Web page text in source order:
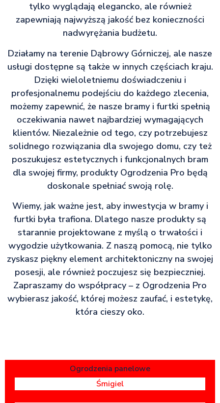
tylko wyglądają elegancko, ale również
zapewniają najwyższą jakość bez konieczności
nadwyrężania budżetu.
Działamy na terenie Dąbrowy Górniczej, ale nasze
usługi dostępne są także w innych częściach kraju.
Dzięki wieloletniemu doświadczeniu i
profesjonalnemu podejściu do każdego zlecenia,
możemy zapewnić, że nasze bramy i furtki spełnią
oczekiwania nawet najbardziej wymagających
klientów. Niezależnie od tego, czy potrzebujesz
solidnego rozwiązania dla swojego domu, czy też
poszukujesz estetycznych i funkcjonalnych bram
dla swojej firmy, produkty Ogrodzenia Pro będą
doskonale spełniać swoją rolę.
Wiemy, jak ważne jest, aby inwestycja w bramy i
furtki była trafiona. Dlatego nasze produkty są
starannie projektowane z myślą o trwałości i
wygodzie użytkowania. Z naszą pomocą, nie tylko
zyskasz piękny element architektoniczny na swojej
posesji, ale również poczujesz się bezpieczniej.
Zapraszamy do współpracy – z Ogrodzenia Pro
wybierasz jakość, której możesz zaufać, i estetykę,
która cieszy oko.
Ogrodzenia panelowe
Śmigiel